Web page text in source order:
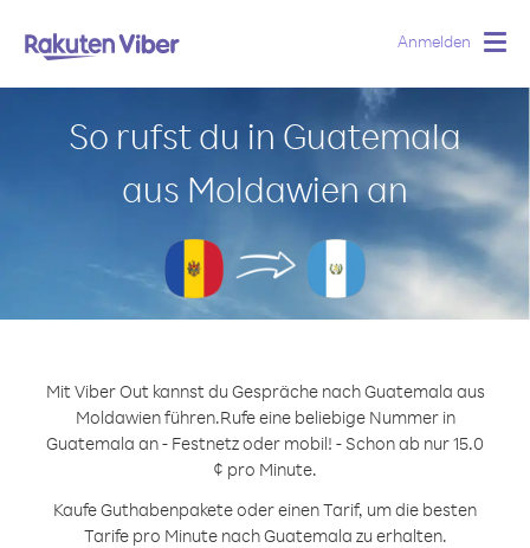
Anmelden
So rufst du in Guatemala
aus Moldawien an
Mit Viber Out kannst du Gespräche nach Guatemala aus
Moldawien führen.Rufe eine beliebige Nummer in
Guatemala an - Festnetz oder mobil! - Schon ab nur 15.0
¢ pro Minute.
Kaufe Guthabenpakete oder einen Tarif, um die besten
Tarife pro Minute nach Guatemala zu erhalten.